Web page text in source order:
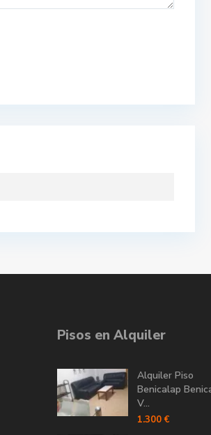
Pisos en Alquiler
Alquiler Piso
Benicalap
V...
1.300 €